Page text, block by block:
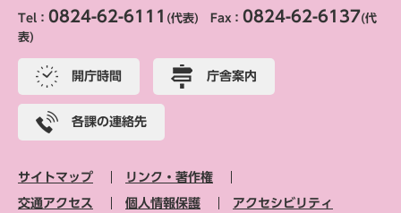
Tel： 0824-62-6111 (代表) Fax： 0824-62-6137(代
表)
開庁時間 庁舎案内
各課の連絡先
サイトマップ リンク・著作権
交通アクセス 個人情報保護 アクセシビリティ